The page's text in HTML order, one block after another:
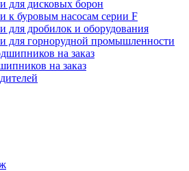
для дисковых борон
к буровым насосам серии F
дробилок и оборудования
для горнорудной промышленности
на заказ
на заказ